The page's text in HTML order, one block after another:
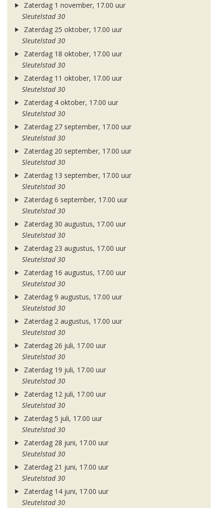
Zaterdag 1 november, 17.00 uur
Sleutelstad 30
Zaterdag 25 oktober, 17.00 uur
Sleutelstad 30
Zaterdag 18 oktober, 17.00 uur
Sleutelstad 30
Zaterdag 11 oktober, 17.00 uur
Sleutelstad 30
Zaterdag 4 oktober, 17.00 uur
Sleutelstad 30
Zaterdag 27 september, 17.00 uur
Sleutelstad 30
Zaterdag 20 september, 17.00 uur
Sleutelstad 30
Zaterdag 13 september, 17.00 uur
Sleutelstad 30
Zaterdag 6 september, 17.00 uur
Sleutelstad 30
Zaterdag 30 augustus, 17.00 uur
Sleutelstad 30
Zaterdag 23 augustus, 17.00 uur
Sleutelstad 30
Zaterdag 16 augustus, 17.00 uur
Sleutelstad 30
Zaterdag 9 augustus, 17.00 uur
Sleutelstad 30
Zaterdag 2 augustus, 17.00 uur
Sleutelstad 30
Zaterdag 26 juli, 17.00 uur
Sleutelstad 30
Zaterdag 19 juli, 17.00 uur
Sleutelstad 30
Zaterdag 12 juli, 17.00 uur
Sleutelstad 30
Zaterdag 5 juli, 17.00 uur
Sleutelstad 30
Zaterdag 28 juni, 17.00 uur
Sleutelstad 30
Zaterdag 21 juni, 17.00 uur
Sleutelstad 30
Zaterdag 14 juni, 17.00 uur
Sleutelstad 30